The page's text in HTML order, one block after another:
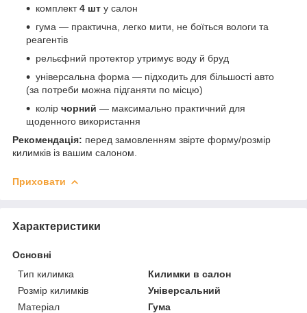
комплект4 шт у салон
гума — практична, легко мити, не боїться вологи та
реагентів
рельєфний протектор утримує воду й бруд
універсальна форма — підходить для більшості авто
(за потреби можна підганяти по місцю)
колір чорний — максимально практичний для
щоденного використання
Рекомендація: перед замовленням звірте форму/розмір
килимків із вашим салоном.
Приховати
Характеристики
Основні
Тип килимка
Килимки в салон
Розмір килимків
Універсальний
Матеріал
Гума